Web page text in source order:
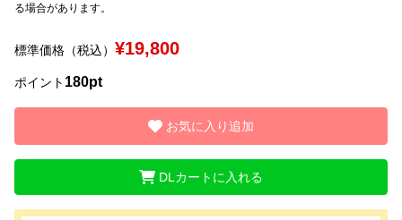
リセット
る場合があります。
標準価格（税込） ¥19,800
ポイント 180pt
お気に入り追加
DLカートに入れる